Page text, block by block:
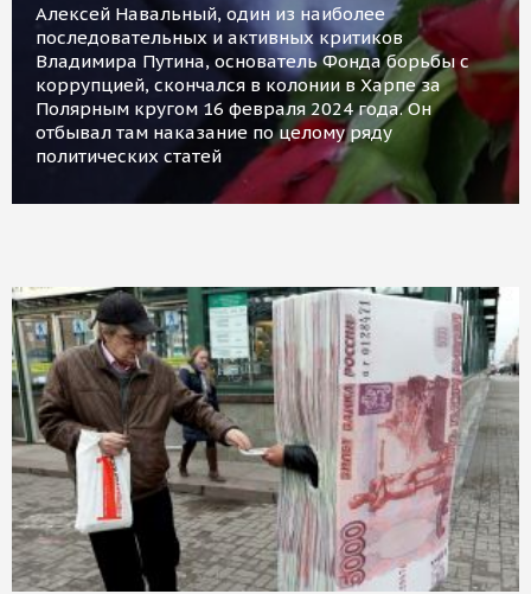
Алексей Навальный, один из наиболее
последовательных и активных критиков
Владимира Путина, основатель Фонда борьбы с
коррупцией, скончался в колонии в Харпе за
Полярным кругом 16 февраля 2024 года. Он
отбывал там наказание по целому ряду
политических статей